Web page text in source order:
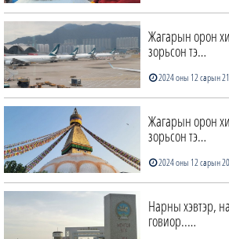
Жагарын орон
зорьсон тэ…
2024 оны 12 сарын 21
Жагарын орон
зорьсон тэ…
2024 оны 12 сарын 20
Нарны хэвтэр,
говиор..…